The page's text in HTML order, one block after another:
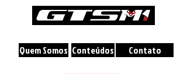
Quem Somos Conteúdos Contato